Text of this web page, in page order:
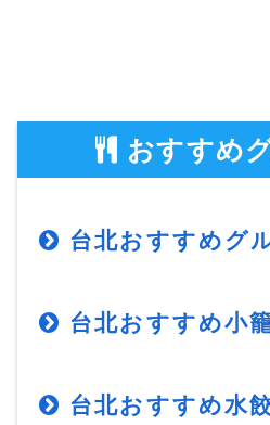
おすすめ
台北おすすめグ
台北おすすめ小
台北おすすめ水